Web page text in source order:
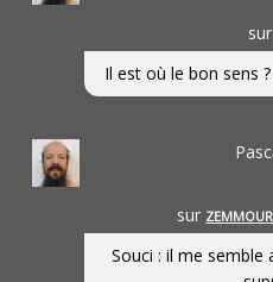
sur
Il est où le bon sens
sur
Souci : il me semble